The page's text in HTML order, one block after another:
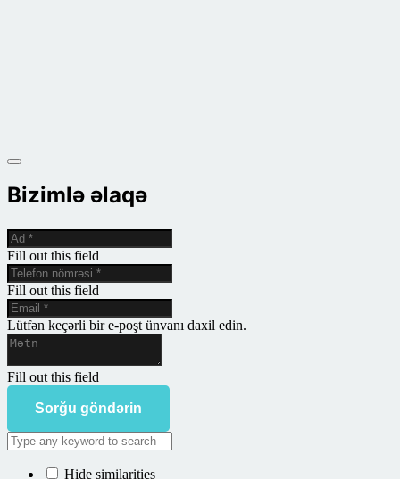
Bizimlə əlaqə
Fill out this field
Fill out this field
Lütfən keçərli bir e-poşt ünvanı daxil edin.
Fill out this field
Sorğu göndərin
Hide similarities